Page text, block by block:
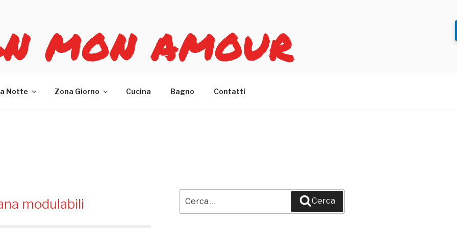
MON AMOUR
Notte Zona Giorno Cucina Bagno Contatti
modulabili Cerca